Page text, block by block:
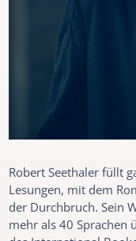
Robert Seethaler füllt
Lesungen, mit dem
der Durchbruch. Sein
mehr als 40 Sprachen